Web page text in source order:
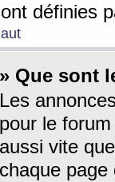
définies
» Que sont
Les
pour le
aussi vite
chaque page